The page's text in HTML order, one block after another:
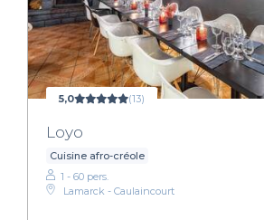
5,0 (13)
Loyo
Cuisine afro-créole
1 - 60 pers.
Lamarck - Caulaincourt